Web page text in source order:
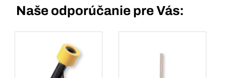
Naše odporúčanie pre Vás: